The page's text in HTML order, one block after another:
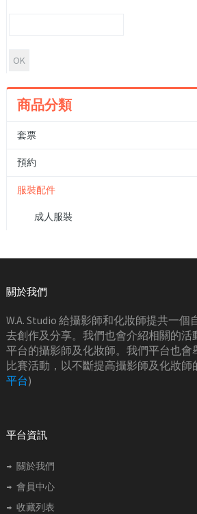
商品分類
套票
預約
服裝配件
成人服裝
關於我們
W.A. Studio 給攝影師和化妝師提共一個
去創作及分享。我們也會介紹相關的活
平台的攝影師及化妝師。我們平台也會
比賽活動，以不斷提高攝影師及化妝師
平台)
平台資訊
關於我們
會員中心
收藏列表